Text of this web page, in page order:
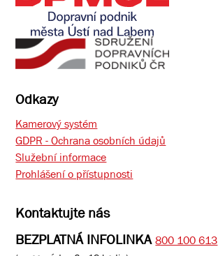
Odkazy
Kamerový systém
GDPR - Ochrana osobních údajů
Služební informace
Prohlášení o přístupnosti
Kontaktujte nás
BEZPLATNÁ INFOLINKA 800 100 613